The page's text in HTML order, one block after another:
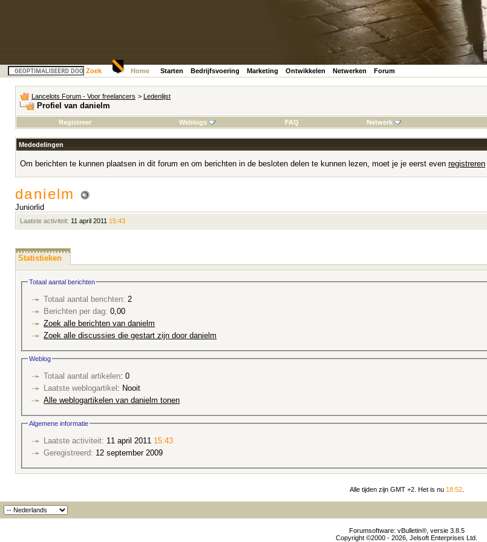
Zoek Home Starten Bedrijfsvoering Marketing Ontwikkelen Netwerken Forum
Lancelots Forum - Voor freelancers > Ledenlijst
Profiel van danielm
Registreer
Weblogs FAQ Netwerk
Mededelingen
Om berichten te kunnen plaatsen in dit forum en om berichten in de besloten delen te kunnen lezen, moet je je eerst even registreren
danielm
Juniorlid
Laatste activiteit: 11 april 2011 15:43
Statistieken
Totaal aantal berichten
Totaal aantal berichten: 2
Berichten per dag: 0,00
Zoek alle berichten van danielm
Zoek alle discussies die gestart zijn door danielm
Weblog
Totaal aantal artikelen: 0
Laatste weblogartikel
: Nooit
Alle weblogartikelen van danielm tonen
Algemene informatie
Laatste activiteit: 11 april 2011 15:43
Geregistreerd: 12 september 2009
Alle tijden zijn GMT +2. Het is nu 18:52.
Forumsoftware: vBulletin®, versie 3.8.5
Copyright ©2000 - 2026, Jelsoft Enterprises Ltd.